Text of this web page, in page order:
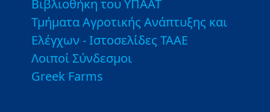
Βιβλιοθήκη του ΥΠΑΑΤ
Τμήματα Αγροτικής Ανάπτυξης και
Ελέγχων - Ιστοσελίδες ΤΑΑΕ
Λοιποί Σύνδεσμοι
Greek Farms